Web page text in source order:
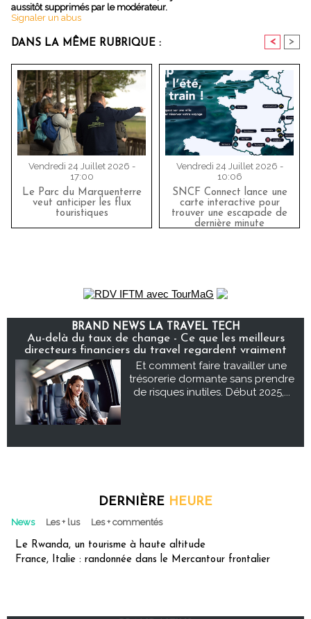
aussitôt supprimés par le modérateur.
Signaler un abus
DANS LA MÊME RUBRIQUE : < >
Vendredi 24 Juillet 2026 -
17:00
Le Parc du Marquenterre
veut anticiper les flux
touristiques
Vendredi 24 Juillet 2026 -
10:06
SNCF Connect lance une
carte interactive pour
trouver une escapade de
dernière minute
BRAND NEWS LA TRAVEL TECH
Au-delà du taux de change - Ce que les meilleurs
directeurs financiers du travel regardent vraiment
Et comment faire travailler une
trésorerie dormante sans prendre
de risques inutiles. Début 2025,...
DERNIÈRE HEURE
News Les + lus Les + commentés
Le Rwanda, un tourisme à haute altitude
France, Italie : randonnée dans le Mercantour frontalier